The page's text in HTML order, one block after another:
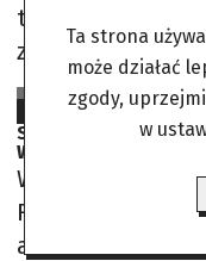
tym Radosława
zagranicznych
Krzysztof Różycki
2025-09-12
Spotkania
Watykanie
Waszyngton za
Rozmowa z prof.
amerykanistą,
Ta strona
może działać
zgody,
w